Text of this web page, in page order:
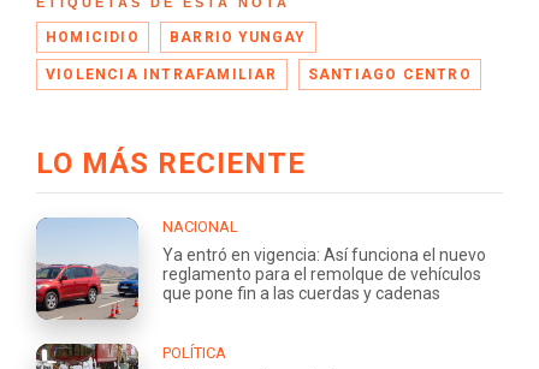
HOMICIDIO BARRIO YUNGAY
VIOLENCIA INTRAFAMILIAR SANTIAGO CENTRO
LO MÁS RECIENTE
NACIONAL
Ya entró en vigencia: Así funciona el nuevo
reglamento para el remolque de vehículos
que pone fin a las cuerdas y cadenas
POLÍTICA